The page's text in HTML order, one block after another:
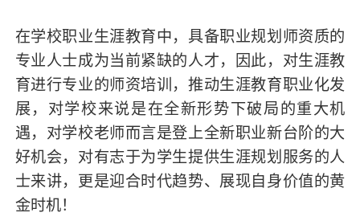
在学校职业生涯教育中，具备职业规划师资质的
专业人士成为当前紧缺的人才，因此，对生涯教
育进行专业的师资培训，推动生涯教育职业化发
展，对学校来说是在全新形势下破局的重大机
遇，对学校老师而言是登上全新职业新台阶的大
好机会，对有志于为学生提供生涯规划服务的人
士来讲，更是迎合时代趋势、展现自身价值的黄
金时机！